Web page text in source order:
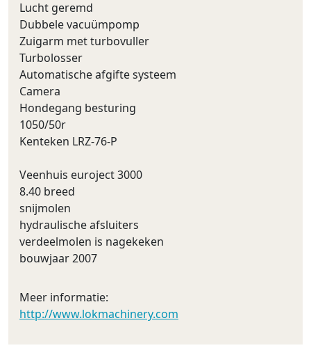
Lucht geremd
Dubbele vacuümpomp
Zuigarm met turbovuller
Turbolosser
Automatische afgifte systeem
Camera
Hondegang besturing
1050/50r
Kenteken LRZ-76-P
Veenhuis euroject 3000
8.40 breed
snijmolen
hydraulische afsluiters
verdeelmolen is nagekeken
bouwjaar 2007
Meer informatie:
http://www.lokmachinery.com